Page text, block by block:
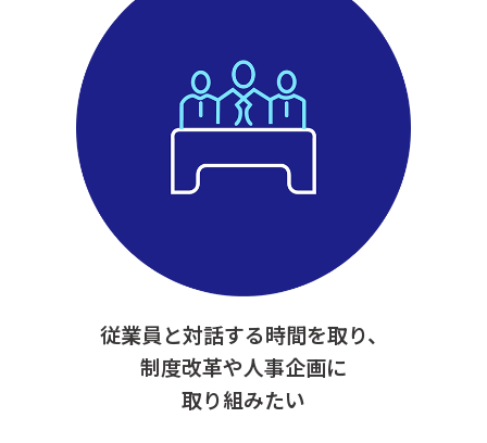
従業員と対話する時間を取り、
制度改革や人事企画に
取り組みたい